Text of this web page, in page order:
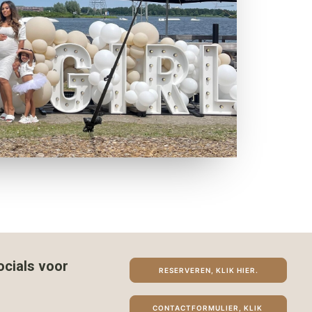
voor
RESERVEREN, KLIK HIER.
CONTACTFORMULIER, KLIK